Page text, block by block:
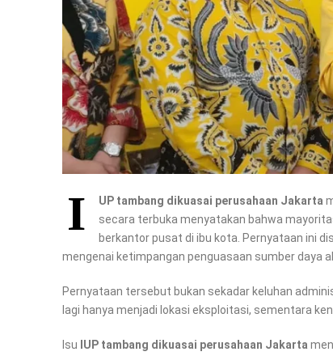
I UP tambang dikuasai perusahaan Jakarta
secara terbuka menyatakan bahwa
berkantor pusat di ibu kota. Pernyataan ini
mengenai ketimpangan penguasaan sumber daya
Pernyataan tersebut bukan sekadar keluhan
lagi hanya menjadi lokasi eksploitasi, sementara
Isu IUP tambang dikuasai perusahaan Jakarta